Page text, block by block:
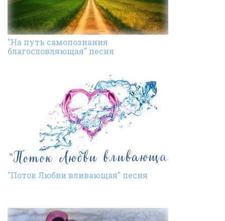
"На путь самопознания
благословляющая" песня
"Поток Любви вливающая" песня